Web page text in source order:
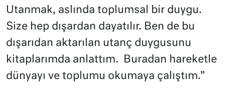
Utanmak, aslında toplumsal bir duygu.
Size hep dışardan dayatılır. Ben de bu
dışarıdan aktarılan utanç duygusunu
kitaplarımda anlattım. Buradan hareketle
dünyayı ve toplumu okumaya çalıştım.”